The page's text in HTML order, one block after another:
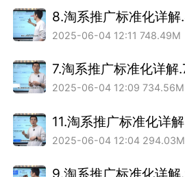
2025-06-04 12:11 748.49M
2025-06-04 12:09 734.56M
2025-06-04 12:04 294.03M